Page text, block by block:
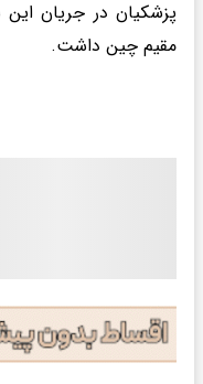
پزشکیان در جریان این
مقیم چین داشت.